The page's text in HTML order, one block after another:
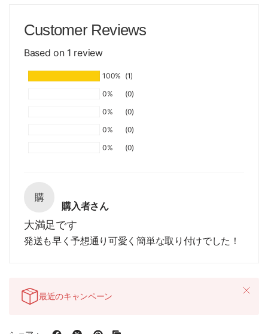
Customer Reviews
Based on 1 review
100% (1)
0%
(0)
0%
(0)
0%
(0)
0%
(0)
購
購入者さん
大満足です
発送も早く予想通り可愛く簡単な取り付けでした！
最近のキャンペーン